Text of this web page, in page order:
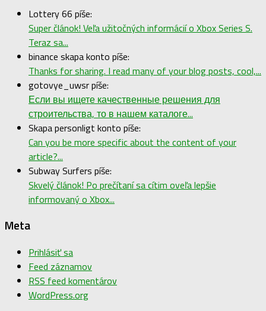
Lottery 66 píše:
Super článok! Veľa užitočných informácií o Xbox Series S.
Teraz sa...
binance skapa konto píše:
Thanks for sharing. I read many of your blog posts, cool,...
gotovye_uwsr píše:
Если вы ищете качественные решения для
строительства, то в нашем каталоге...
Skapa personligt konto píše:
Can you be more specific about the content of your
article?...
Subway Surfers píše:
Skvelý článok! Po prečítaní sa cítim oveľa lepšie
informovaný o Xbox...
Meta
Prihlásiť sa
Feed záznamov
RSS feed komentárov
WordPress.org